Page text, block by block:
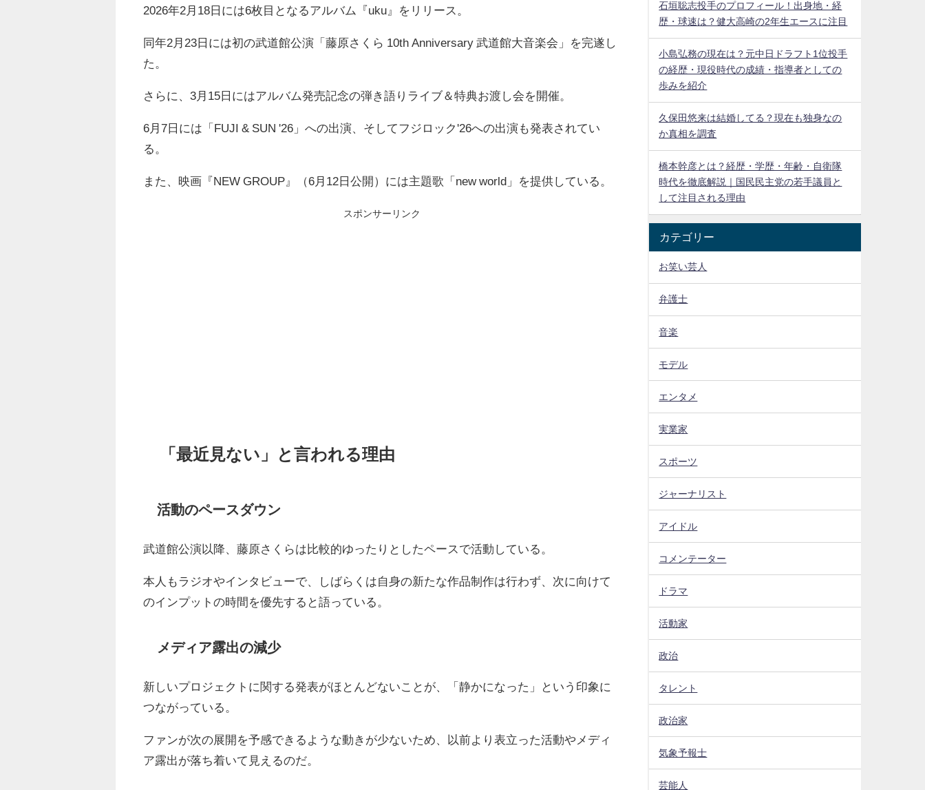
2026年2月18日には6枚目となるアルバム『uku』をリリース。
同年2月23日には初の武道館公演「藤原さくら 10th Anniversary 武道館大音楽会」を完遂し
た。
さらに、3月15日にはアルバム発売記念の弾き語りライブ＆特典お渡し会を開催。
6月7日には「FUJI & SUN '26」への出演、そしてフジロック'26への出演も発表されてい
る。
また、映画『NEW GROUP』（6月12日公開）には主題歌「new world」を提供している。
スポンサーリンク
「最近見ない」と言われる理由
活動のペースダウン
武道館公演以降、藤原さくらは比較的ゆったりとしたペースで活動している。
本人もラジオやインタビューで、しばらくは自身の新たな作品制作は行わず、次に向けて
のインプットの時間を優先すると語っている。
メディア露出の減少
新しいプロジェクトに関する発表がほとんどないことが、「静かになった」という印象に
つながっている。
ファンが次の展開を予感できるような動きが少ないため、以前より表立った活動やメディ
ア露出が落ち着いて見えるのだ。
石垣聡志投手のプロフィール！出身地・経
歴・球速は？健大高崎の2年生エースに注目
小島弘務の現在は？元中日ドラフト1位投手
の経歴・現役時代の成績・指導者としての
歩みを紹介
久保田悠来は結婚してる？現在も独身なの
か真相を調査
橋本幹彦とは？経歴・学歴・年齢・自衛隊
時代を徹底解説｜国民民主党の若手議員と
して注目される理由
カテゴリー
お笑い芸人
弁護士
音楽
モデル
エンタメ
実業家
スポーツ
ジャーナリスト
アイドル
コメンテーター
ドラマ
活動家
政治
タレント
政治家
気象予報士
芸能人